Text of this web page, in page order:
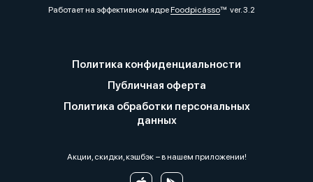
Работает на эффективном ядреFoodpicássover. 3.2
Политика конфиденциальности
Публичная оферта
Политика обработки персональных
данных
Акции, скидки, кэшбэк − в нашем приложении!